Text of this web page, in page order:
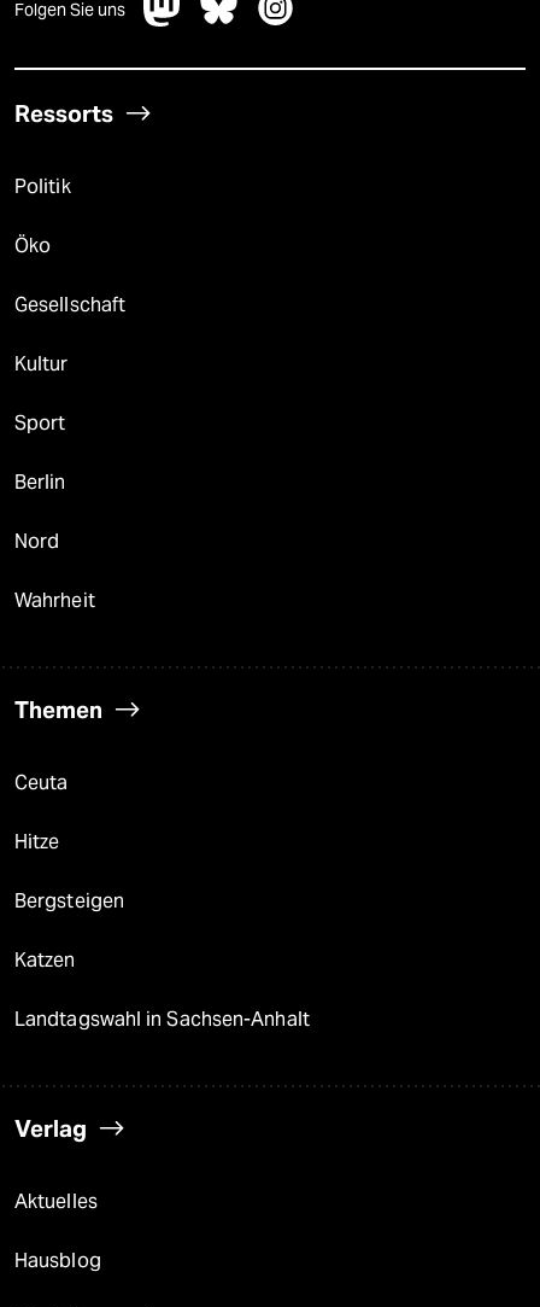
Folgen Sie uns
Ressorts
Politik
Öko
Gesellschaft
Kultur
Sport
Berlin
Nord
Wahrheit
Themen
Ceuta
Hitze
Bergsteigen
Katzen
Landtagswahl in Sachsen-Anhalt
Verlag
Aktuelles
Hausblog